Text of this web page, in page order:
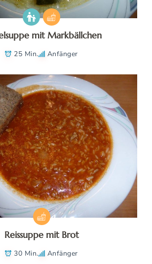
mit Markbällchen
25 Min. Anfänger
Reissuppe mit Brot
30 Min. Anfänger